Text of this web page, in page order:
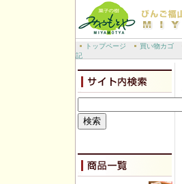
トップページ 買い物カゴ
記